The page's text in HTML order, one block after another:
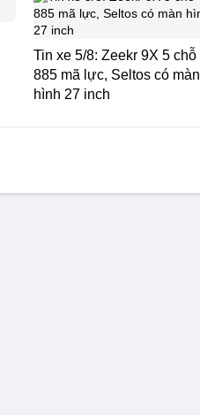
Tin xe 5/8: Zeekr 9X 5 chỗ
885 mã lực, Seltos có màn
hình 27 inch